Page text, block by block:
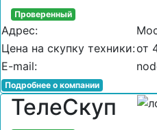
Проверенный
Адрес:
Цена на скупку техники:от
E-mail:
Подробнее о компании
ТелеСкуп